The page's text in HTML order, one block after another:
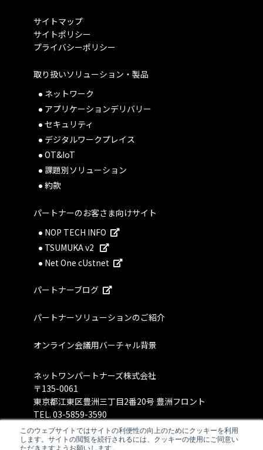
このウェブサイトではサイトの利便性の向上のためにクッキーを利用
します。サイトの閲覧を続行されるには、クッキーの使用にご同意い
ただきますようお願いします。
サイトマップ
サイトポリシー
プライバシーポリシー
取り扱いソリューション・製品
ネットワーク
アプリケーションデリバリー
セキュリティ
デジタルワークプレイス
OT&IoT
課題別ソリューション
約款
パートナーのお客さま向けサイト
NOP TECH INFO
TSUMUKA v2
Net One cUstnet
パートナーブログ
パートナーソリューションのご紹介
オンライン会議用バーチャル背景
ネットワンパートナーズ株式会社
〒135-0061
東京都江東区豊洲三丁目2番20号 豊洲フロント
TEL. 03-5859-3590